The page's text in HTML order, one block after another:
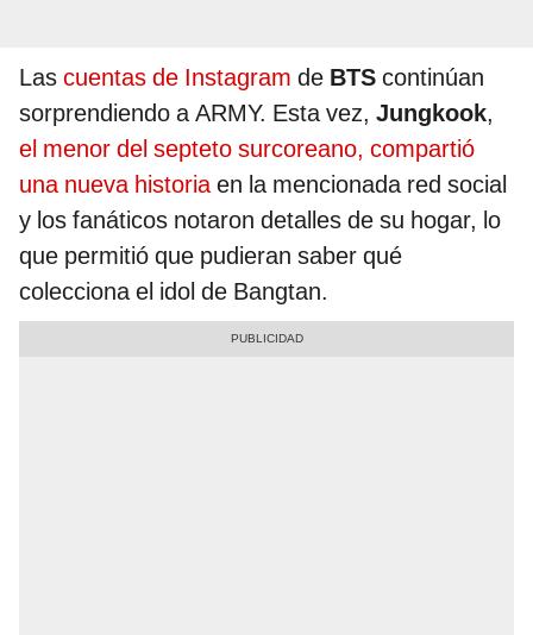
Las cuentas de Instagram de BTS continúan
sorprendiendo a ARMY. Esta vez, Jungkook,
el menor del septeto surcoreano, compartió
una nueva historiaen la mencionada red social
y los fanáticos notaron detalles de su hogar, lo
que permitió que pudieran saber qué
colecciona el idol de Bangtan.